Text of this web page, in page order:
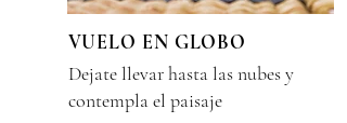
VUELO EN GLOBO
Dejate llevar hasta las nubes y
contempla el paisaje